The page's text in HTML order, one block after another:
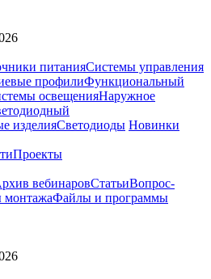
питанияСистемы управления
профилиФункциональный
освещенияНаружное
изделияСветодиоды Новинки
Проекты
вебинаровСтатьиВопрос-
Файлы и программы